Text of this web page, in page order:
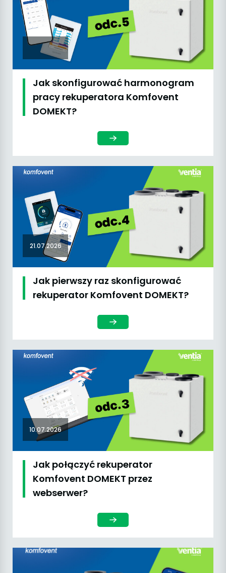
Jak skonfigurować harmonogram
pracy rekuperatora Komfovent
DOMEKT?
21.07.2026
Jak pierwszy raz skonfigurować
rekuperator Komfovent DOMEKT?
10.07.2026
Jak połączyć rekuperator
Komfovent DOMEKT przez
webserwer?